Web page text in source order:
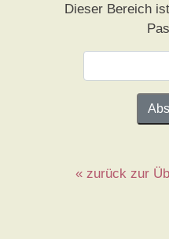
Dieser Bereich
« zurück zur